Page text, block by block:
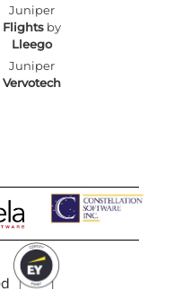
Juniper
Flightsby
Lleego
Juniper
Vervotech